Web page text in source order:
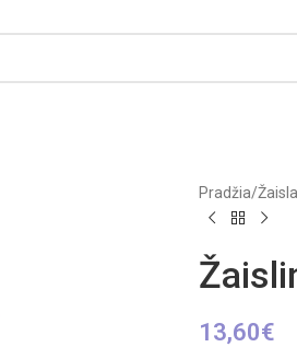
Pradžia/
13,60€